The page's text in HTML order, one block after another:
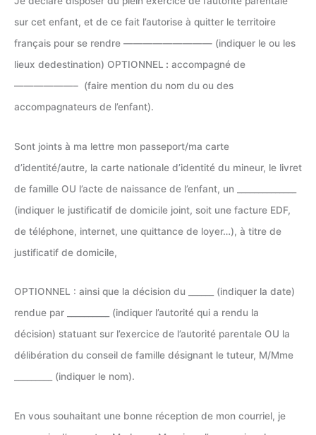
sur cet enfant, et de ce fait l’autorise à quitter le territoire
français pour se rendre ————————— (indiquer le ou les
lieux dedestination) OPTIONNEL : accompagné de
——————– (faire mention du nom du ou des
accompagnateurs de l’enfant).
Sont joints à ma lettre mon passeport/ma carte
d’identité/autre, la carte nationale d’identité du mineur, le livret
de famille OU l’acte de naissance de l’enfant, un ______________
(indiquer le justificatif de domicile joint, soit une facture EDF,
de téléphone, internet, une quittance de loyer…), à titre de
justificatif de domicile,
OPTIONNEL : ainsi que la décision du ______ (indiquer la date)
rendue par __________ (indiquer l’autorité qui a rendu la
décision) statuant sur l’exercice de l’autorité parentale OU la
délibération du conseil de famille désignant le tuteur, M/Mme
_________ (indiquer le nom).
En vous souhaitant une bonne réception de mon courriel, je